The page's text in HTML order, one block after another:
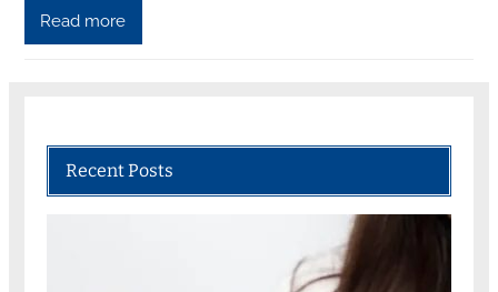
Read more
Recent Posts